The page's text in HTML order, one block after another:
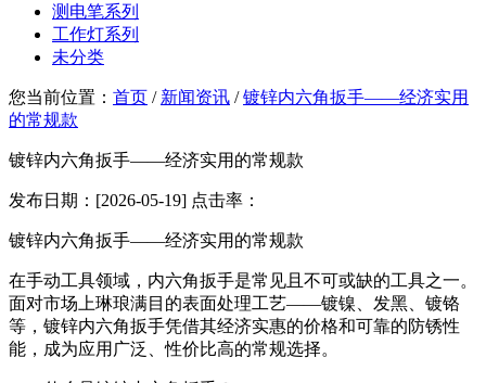
测电笔系列
工作灯系列
未分类
您当前位置： 首页 / 新闻资讯 /镀锌内六角扳手——经济实用
的常规款
镀锌内六角扳手——经济实用的常规款
发布日期：[2026-05-19] 点击率：
镀锌内六角扳手——经济实用的常规款
在手动工具领域，内六角扳手是常见且不可或缺的工具之一。
面对市场上琳琅满目的表面处理工艺——镀镍、发黑、镀铬
等，镀锌内六角扳手凭借其经济实惠的价格和可靠的防锈性
能，成为应用广泛、性价比高的常规选择。